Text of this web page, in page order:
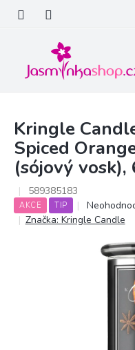
obsah
Kringle
Spiced
(sójový vosk),
589385183
AKCE TIP
Průměrné
hodnocení
hvězdiček.
Značka: Kringle Candle